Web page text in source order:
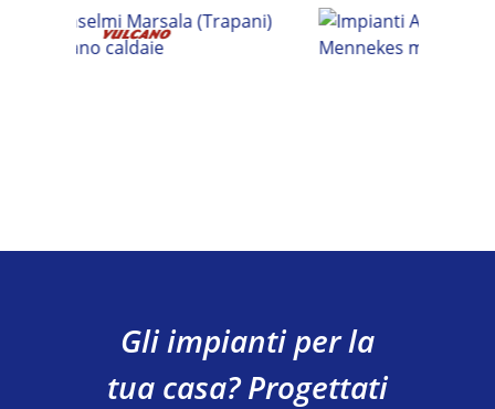
Gli impianti per la
tua casa? Progettati